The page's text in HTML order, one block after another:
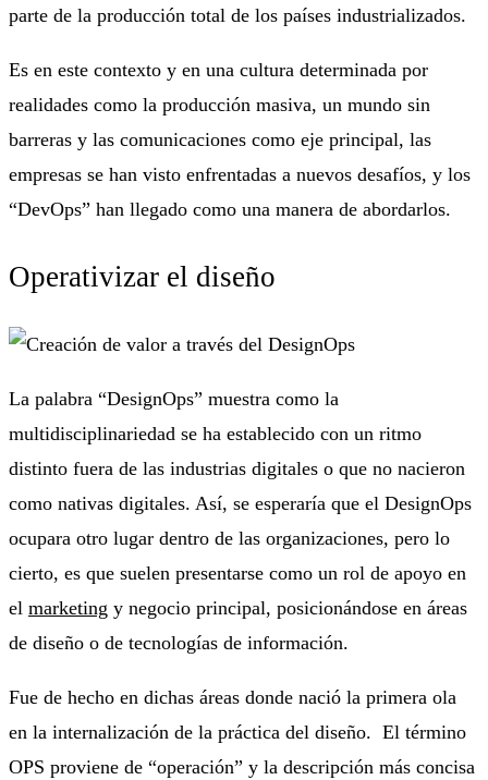
parte de la producción total de los países industrializados.
Es en este contexto y en una cultura determinada por
realidades como la producción masiva, un mundo sin
barreras y las comunicaciones como eje principal, las
empresas se han visto enfrentadas a nuevos desafíos, y los
“DevOps” han llegado como una manera de abordarlos.
Operativizar el diseño
La palabra “DesignOps” muestra como la
multidisciplinariedad se ha establecido con un ritmo
distinto fuera de las industrias digitales o que no nacieron
como nativas digitales. Así, se esperaría que el DesignOps
ocupara otro lugar dentro de las organizaciones, pero lo
cierto, es que suelen presentarse como un rol de apoyo en
el marketing y negocio principal, posicionándose en áreas
de diseño o de tecnologías de información.
Fue de hecho en dichas áreas donde nació la primera ola
en la internalización de la práctica del diseño. El término
OPS proviene de “operación” y la descripción más concisa